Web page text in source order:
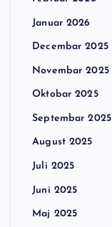
Januar 2026
Decembar 2025
Novembar 2025
Oktobar 2025
Septembar 2025
August 2025
Juli 2025
Juni 2025
Maj 2025